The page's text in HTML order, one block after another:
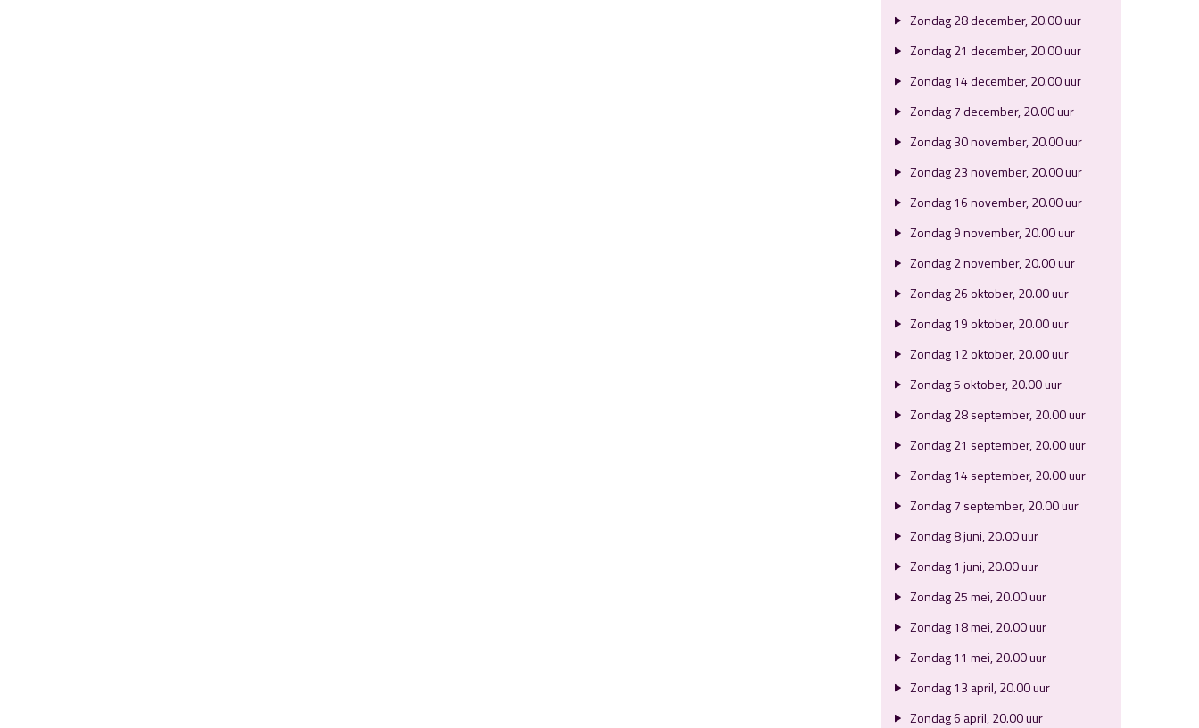
Zondag 28 december, 20.00 uur
Zondag 21 december, 20.00 uur
Zondag 14 december, 20.00 uur
Zondag 7 december, 20.00 uur
Zondag 30 november, 20.00 uur
Zondag 23 november, 20.00 uur
Zondag 16 november, 20.00 uur
Zondag 9 november, 20.00 uur
Zondag 2 november, 20.00 uur
Zondag 26 oktober, 20.00 uur
Zondag 19 oktober, 20.00 uur
Zondag 12 oktober, 20.00 uur
Zondag 5 oktober, 20.00 uur
Zondag 28 september, 20.00 uur
Zondag 21 september, 20.00 uur
Zondag 14 september, 20.00 uur
Zondag 7 september, 20.00 uur
Zondag 8 juni, 20.00 uur
Zondag 1 juni, 20.00 uur
Zondag 25 mei, 20.00 uur
Zondag 18 mei, 20.00 uur
Zondag 11 mei, 20.00 uur
Zondag 13 april, 20.00 uur
Zondag 6 april, 20.00 uur